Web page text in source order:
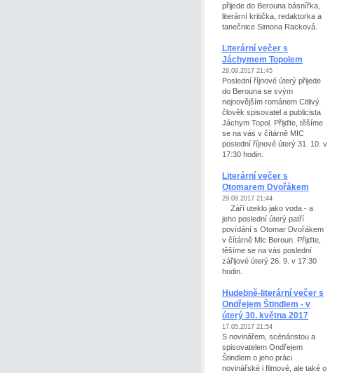
přijede do Berouna básnířka,
literární kritička, redaktorka a
tanečnice Simona Racková.
Literární večer s
Jáchymem Topolem
29.09.2017 21:45
Poslední říjnové úterý přijede
do Berouna se svým
nejnovějším románem Citlivý
člověk spisovatel a publicista
Jáchym Topol. Přijďte, těšíme
se na vás v čítárně MIC
poslední říjnové úterý 31. 10. v
17:30 hodin.
Literární večer s
Otomarem Dvořákem
29.09.2017 21:44
Září uteklo jako voda - a
jeho poslední úterý patří
povídání s Otomar Dvořákem
v čítárně Mic Beroun. Přijďte,
těšíme se na vás poslední
zářijové úterý 26. 9. v 17:30
hodin.
Hudebně-literární večer s
Ondřejem Štindlem - v
úterý 30. května 2017
17.05.2017 21:54
S novinářem, scénáristou a
spisovatelem Ondřejem
Štindlem o jeho práci
novinářské i filmové, ale také o